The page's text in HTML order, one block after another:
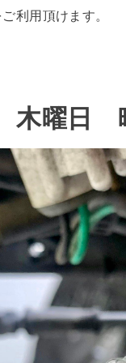
利用頂けます。
木曜日